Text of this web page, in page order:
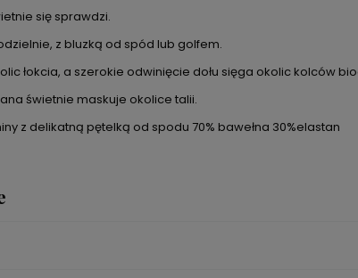
się sprawdzi.
z bluzką od spód lub golfem.
łokcia, a szerokie odwinięcie dołu sięga okolic kolców
świetnie maskuje okolice talii.
z delikatną pętelką od spodu 70% bawełna 30%elastan